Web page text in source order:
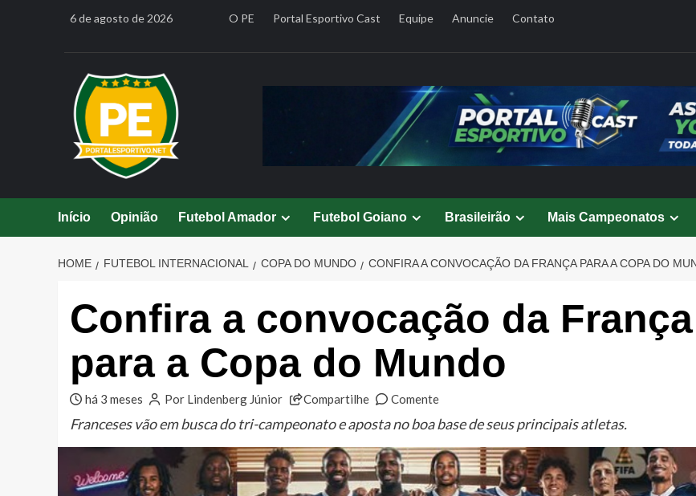
6 de agosto de 2026 O PE Portal Esportivo Cast Equipe Anuncie Contato
Início Opinião Futebol Amador Futebol Goiano Brasileirão Mais Campeonatos
HOME FUTEBOL INTERNACIONAL COPA DO MUNDO CONFIRA A CONVOCAÇÃO DA FRANÇA PARA A COPA DO
Confira a convocação da França
para a Copa do Mundo
há 3 meses Por Lindenberg Júnior Compartilhe Comente
Franceses vão em busca do tri-campeonato e aposta no boa base de seus principais atletas.